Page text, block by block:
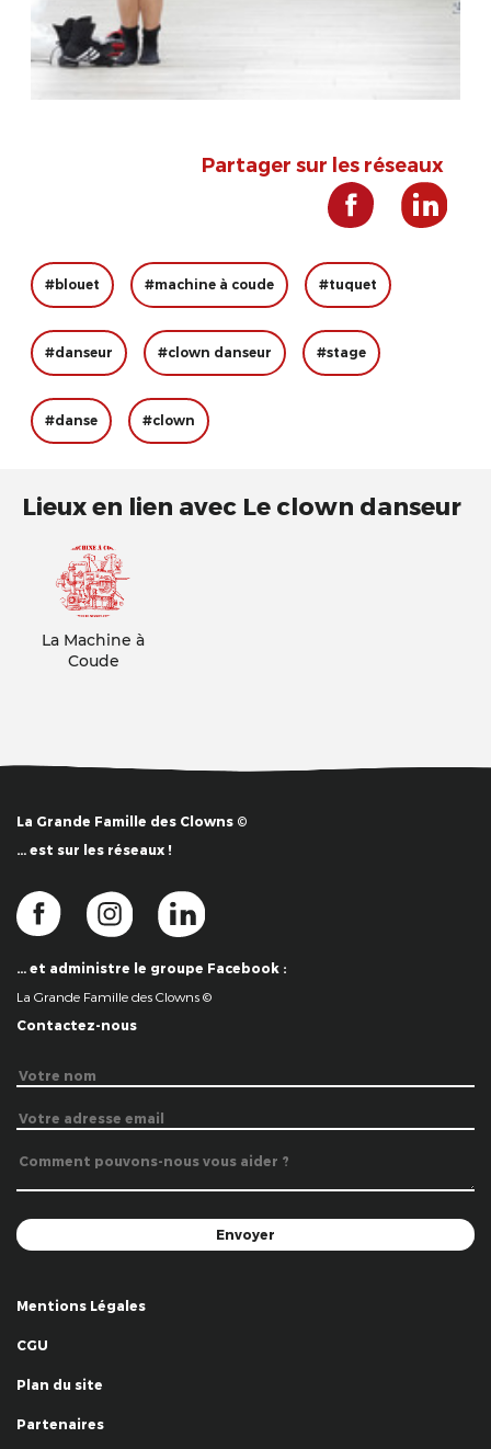
Partager sur les réseaux
#blouet #machine à coude #tuquet
#danseur #clown danseur #stage
#danse #clown
Lieux en lien avec Le clown danseur
La Machine à
Coude
La Grande Famille des Clowns ©
… est sur les réseaux !
… et administre le groupe Facebook :
La Grande Famille des Clowns ©
Contactez-nous
Mentions Légales
CGU
Plan du site
Partenaires